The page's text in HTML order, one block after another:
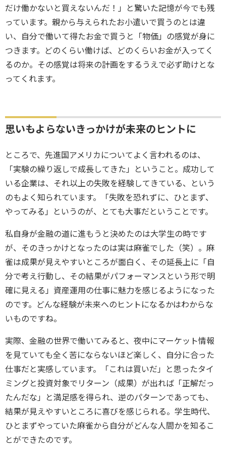
だけ働かないと買えないんだ！」と驚いた記憶が今でも残
っています。親から与えられたお小遣いで買うのとは違
い、自分で働いて得たお金で買うと「物価」の感覚が身に
つきます。どのくらい働けば、どのくらいお金が入ってく
るのか。その感覚は将来の計画をするうえで必ず助けとな
ってくれます。
思いもよらないきっかけが未来のヒントに
ところで、先進国アメリカについてよく言われるのは、
「実験の繰り返しで成長してきた」ということ。成功して
いる企業は、それ以上の失敗を経験してきている、という
のもよく知られています。「失敗を恐れずに、ひとまず、
やってみる」というのが、とても大事だということです。
私自身が金融の道に進もうと決めたのは大学生の時です
が、そのきっかけとなったのは実は麻雀でした（笑）。麻
雀は成果が見えやすいところが面白く、その延長上に「自
分で考え行動し、その結果がパフォーマンスという形で明
確に見える」資産運用の仕事に魅力を感じるようになった
のです。どんな経験が未来へのヒントになるかはわからな
いものですね。
実際、金融の世界で働いてみると、夜中にマーケット情報
を見ていても全く苦にならないほど楽しく、自分に合った
仕事だと実感しています。「これは買いだ」と思ったタイ
ミングと投資対象でリターン（成果）が出れば「正解だっ
たんだな」と満足感を得られ、逆のパターンであっても、
結果が見えやすいところに喜びを感じられる。学生時代、
ひとまずやっていた麻雀から自分がどんな人間かを知るこ
とができたのです。